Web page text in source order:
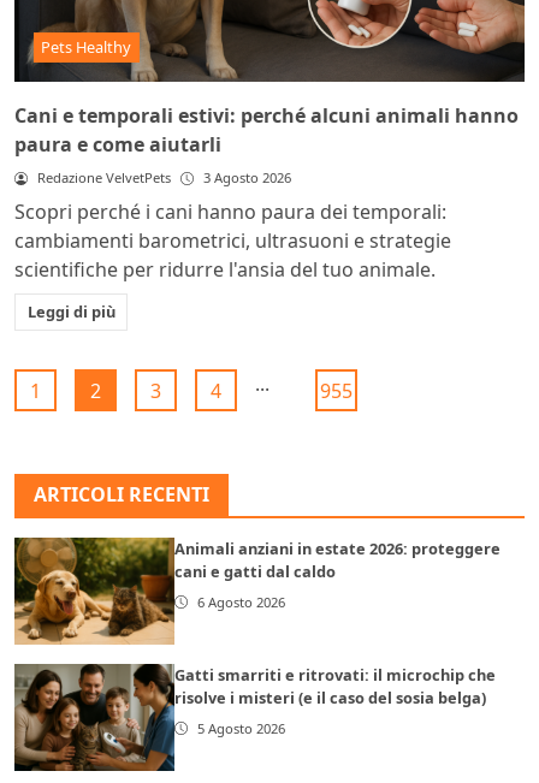
Pets Healthy
Cani e temporali estivi: perché alcuni animali hanno
paura e come aiutarli
Redazione VelvetPets 3 Agosto 2026
Scopri perché i cani hanno paura dei temporali:
cambiamenti barometrici, ultrasuoni e strategie
scientifiche per ridurre l'ansia del tuo animale.
Leggi di più
1 2 3 4 ... 955
ARTICOLI RECENTI
Animali anziani in estate 2026: proteggere
cani e gatti dal caldo
6 Agosto 2026
Gatti smarriti e ritrovati: il microchip che
risolve i misteri (e il caso del sosia belga)
5 Agosto 2026